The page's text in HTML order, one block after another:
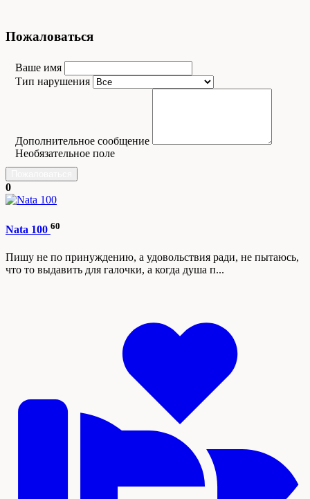
Пожаловаться
Ваше имя
Тип нарушения
Дополнительное сообщение
Необязательное поле
0
Nata 100 60
Пишу не по принуждению, а удовольствия ради, не пытаюсь,
что то выдавить для галочки, а когда душа п...